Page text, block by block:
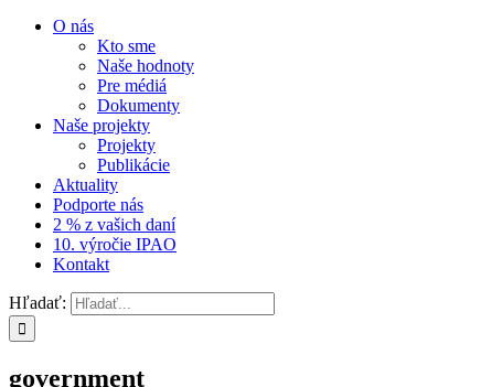
O nás
Kto sme
Naše hodnoty
Pre médiá
Dokumenty
Naše projekty
Projekty
Publikácie
Aktuality
Podporte nás
2 % z vašich daní
10. výročie IPAO
Kontakt
Hľadať:
government